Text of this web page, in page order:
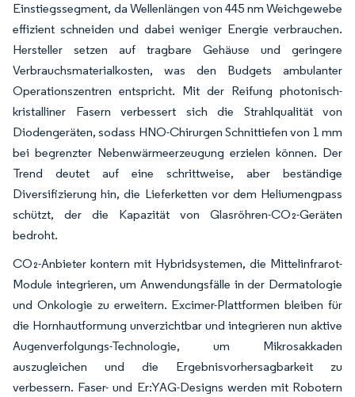
Einstiegssegment, da Wellenlängen von 445 nm Weichgewebe
effizient schneiden und dabei weniger Energie verbrauchen.
Hersteller setzen auf tragbare Gehäuse und geringere
Verbrauchsmaterialkosten, was den Budgets ambulanter
Operationszentren entspricht. Mit der Reifung photonisch-
kristalliner Fasern verbessert sich die Strahlqualität von
Diodengeräten, sodass HNO-Chirurgen Schnittiefen von 1 mm
bei begrenzter Nebenwärmeerzeugung erzielen können. Der
Trend deutet auf eine schrittweise, aber beständige
Diversifizierung hin, die Lieferketten vor dem Heliumengpass
schützt, der die Kapazität von Glasröhren-CO₂-Geräten
bedroht.
CO₂-Anbieter kontern mit Hybridsystemen, die Mittelinfrarot-
Module integrieren, um Anwendungsfälle in der Dermatologie
und Onkologie zu erweitern. Excimer-Plattformen bleiben für
die Hornhautformung unverzichtbar und integrieren nun aktive
Augenverfolgungs-Technologie, um Mikrosakkaden
auszugleichen und die Ergebnisvorhersagbarkeit zu
verbessern. Faser- und Er:YAG-Designs werden mit Robotern